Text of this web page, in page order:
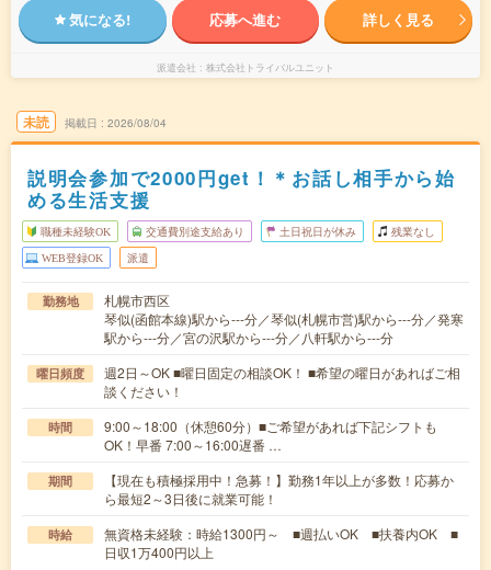
気になる! 応募へ進む 詳しく見る
派遣会社 株式会社トライバルユニット
未読 掲載日 2026/08/04
説明会参加で2000円get！＊お話し相手から始
める生活支援
職種未経験OK 交通費別途支給あり 土日祝日が休み 残業なし
WEB登録OK 派遣
勤務地
札幌市西区
琴似(函館本線)駅から---分／琴似(札幌市営)駅から---分／発寒
駅から---分／宮の沢駅から---分／八軒駅から---分
曜日頻度
週2日～OK ■曜日固定の相談OK！ ■希望の曜日があればご相
談ください！
時間
9:00～18:00（休憩60分）■ご希望があれば下記シフトも
OK！早番 7:00～16:00遅番 …
期間
【現在も積極採用中！急募！】勤務1年以上が多数！応募か
ら最短2～3日後に就業可能！
時給
無資格未経験：時給1300円～ ■週払いOK ■扶養内OK ■
日収1万400円以上